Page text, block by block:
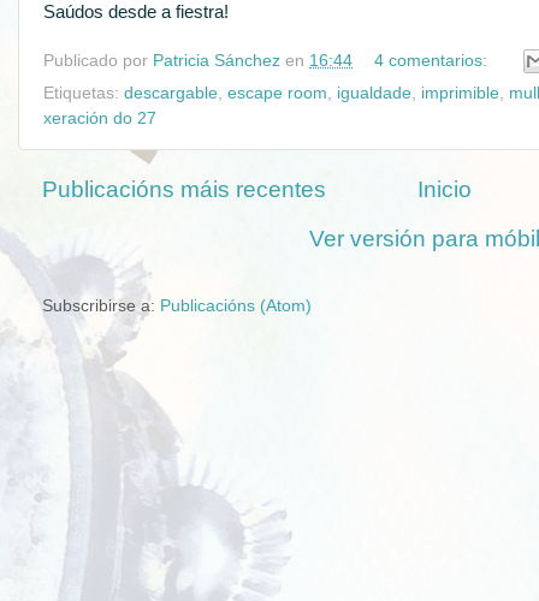
Saúdos desde a fiestra!
Publicado por Patricia Sánchez en 16:44
4 comentarios:
Etiquetas: descargable, escape room, igualdade, imprimible,
xeración do 27
Publicacións máis recentes
Inicio
Ver versión para
Subscribirse a: Publicacións (Atom)